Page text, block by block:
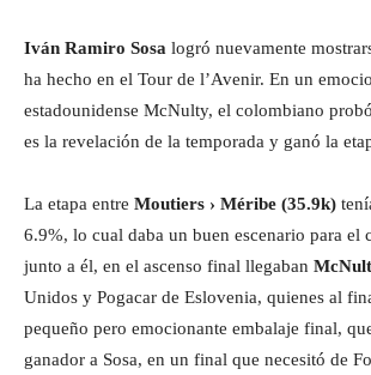
Iván Ramiro Sosa logró nuevamente
ha hecho en el Tour de l’Avenir. En un
estadounidense McNulty, el colombiano
es la revelación de la temporada y ganó la
La etapa entre Moutiers › Méribe (35.9k)
6.9%, lo cual daba un buen escenario para el
junto a él, en el ascenso final llegaban
Unidos y Pogacar de Eslovenia, quienes al
pequeño pero emocionante embalaje final,
ganador a Sosa, en un final que necesitó de